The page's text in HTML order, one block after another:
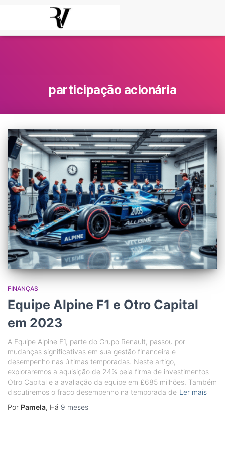
participação acionária
FINANÇAS
Equipe Alpine F1 e Otro Capital
em 2023
A Equipe Alpine F1, parte do Grupo Renault, passou por
mudanças significativas em sua gestão financeira e
desempenho nas últimas temporadas. Neste artigo,
exploraremos a aquisição de 24% pela firma de investimentos
Otro Capital e a avaliação da equipe em £685 milhões. Também
discutiremos o fraco desempenho na temporada de Ler mais
Por Pamela, Há 9 meses